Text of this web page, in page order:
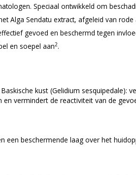
Speciaal ontwikkeld om
Alga Sendatu extract, afgeleid van rode
gevoed en beschermd tegen
en soepel aan2.
kust (Gelidium sesquipedale):
en vermindert de reactiviteit van de
een beschermende laag over het